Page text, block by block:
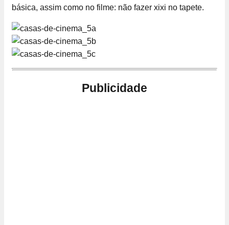
básica, assim como no filme: não fazer xixi no tapete.
Publicidade